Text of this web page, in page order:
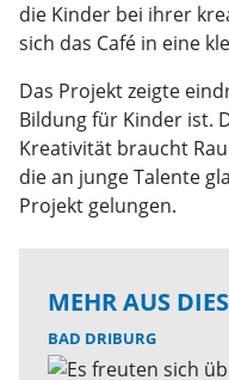
die Kinder bei ihrer
sich das Café in eine
Das Projekt zeigte
Bildung für Kinder ist.
Kreativität braucht
die an junge Talente
Projekt gelungen.
MEHR AUS
BAD DRIBURG